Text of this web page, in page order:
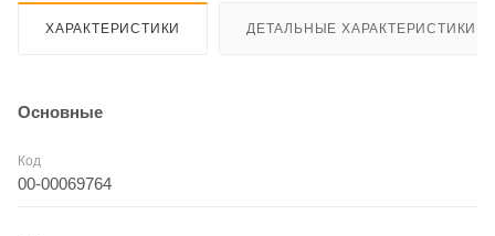
ХАРАКТЕРИСТИКИ ДЕТАЛЬНЫЕ ХАРАКТЕРИСТИКИ
Основные
Код
00-00069764